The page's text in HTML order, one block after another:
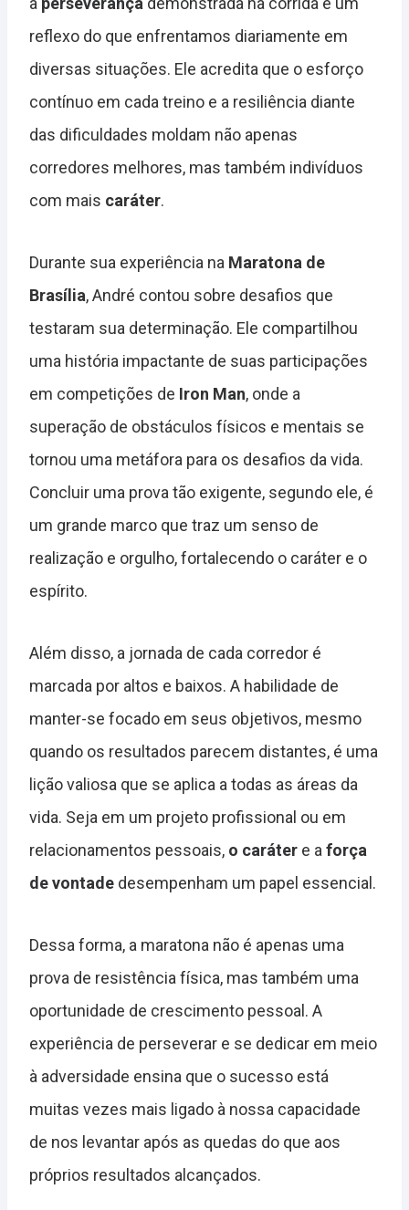
reflexo do que enfrentamos diariamente em
diversas situações. Ele acredita que o esforço
contínuo em cada treino e a resiliência diante
das dificuldades moldam não apenas
corredores melhores, mas também indivíduos
com mais caráter.
Durante sua experiência na Maratona de
Brasília, André contou sobre desafios que
testaram sua determinação. Ele compartilhou
uma história impactante de suas participações
em competições de Iron Man, onde a
superação de obstáculos físicos e mentais se
tornou uma metáfora para os desafios da vida.
Concluir uma prova tão exigente, segundo ele, é
um grande marco que traz um senso de
realização e orgulho, fortalecendo o caráter e o
espírito.
Além disso, a jornada de cada corredor é
marcada por altos e baixos. A habilidade de
manter-se focado em seus objetivos, mesmo
quando os resultados parecem distantes, é uma
lição valiosa que se aplica a todas as áreas da
vida. Seja em um projeto profissional ou em
relacionamentos pessoais, o caráter e aforça
de vontade desempenham um papel essencial.
Dessa forma, a maratona não é apenas uma
prova de resistência física, mas também uma
oportunidade de crescimento pessoal. A
experiência de perseverar e se dedicar em meio
à adversidade ensina que o sucesso está
muitas vezes mais ligado à nossa capacidade
de nos levantar após as quedas do que aos
próprios resultados alcançados.